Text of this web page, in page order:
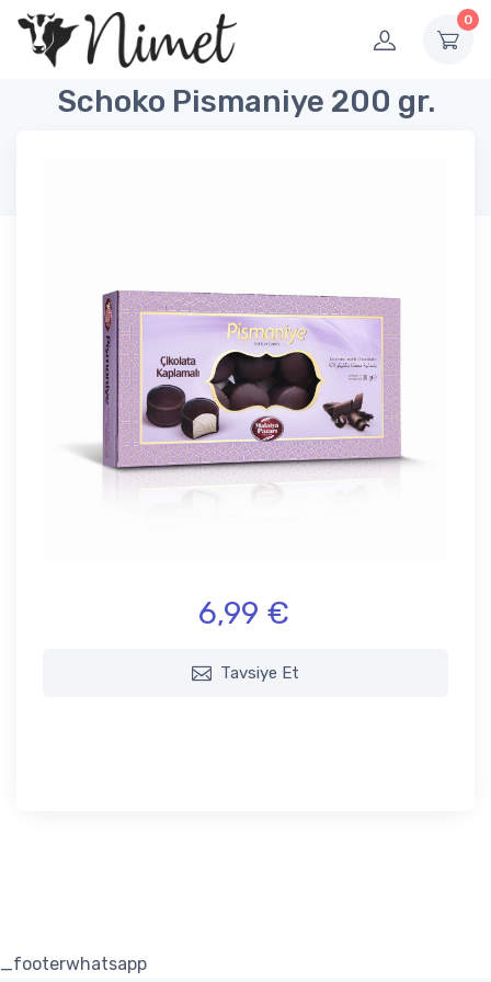
0
Schoko Pismaniye 200 gr.
6,99 €
Tavsiye Et
_footerwhatsapp